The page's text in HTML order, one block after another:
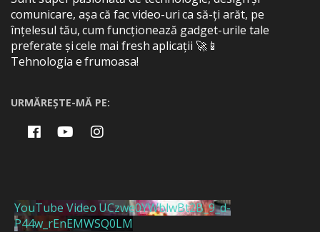
comunicare, așa că fac video-uri ca să-ți arăt, pe
înțelesul tău, cum funcționează gadget-urile tale
preferate și cele mai fresh aplicații 🚀📱
Tehnologia e frumoasa!
URMĂREȘTE-MĂ PE:
YouTube Video UCzwe0YWblwBt2B_9_d-
P44w_rEnEMWSQ0LM